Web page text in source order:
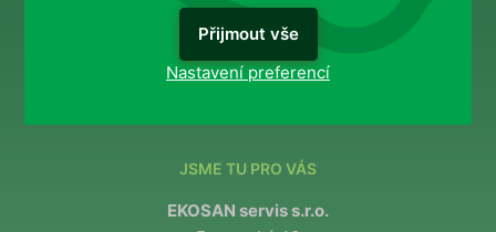
MOHLO BY VÁS ZAJÍMAT
Ochrana osobních údajů
Správa souhlasů
JSME TU PRO VÁS
EKOSAN servis s.r.o.
Nastavení preferencí
Přijmout vše